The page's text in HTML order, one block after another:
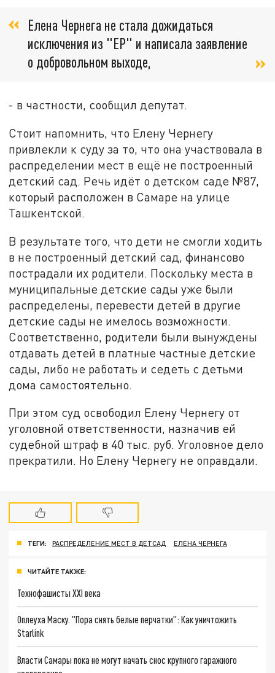
Елена Чернега не стала дожидаться
исключения из "ЕР" и написала заявление
о добровольном выходе,
- в частности, сообщил депутат.
Стоит напомнить, что Елену Чернегу
привлекли к суду за то, что она участвовала в
распределении мест в ещё не построенный
детский сад. Речь идёт о детском саде №87,
который расположен в Самаре на улице
Ташкентской.
В результате того, что дети не смогли ходить
в не построенный детский сад, финансово
пострадали их родители. Поскольку места в
муниципальные детские сады уже были
распределены, перевести детей в другие
детские сады не имелось возможности.
Соответственно, родители были вынуждены
отдавать детей в платные частные детские
сады, либо не работать и седеть с детьми
дома самостоятельно.
При этом суд освободил Елену Чернегу от
уголовной ответственности, назначив ей
судебной штраф в 40 тыс. руб. Уголовное дело
прекратили. Но Елену Чернегу не оправдали.
ТЕГИ: РАСПРЕДЕЛЕНИЕ МЕСТ В ДЕТСАД ЕЛЕНА ЧЕРНЕГА
ЧИТАЙТЕ ТАКЖЕ:
Технофашисты XXI века
Оплеуха Маску. "Пора снять белые перчатки": Как уничтожить
Starlink
Власти Самары пока не могут начать снос крупного гаражного